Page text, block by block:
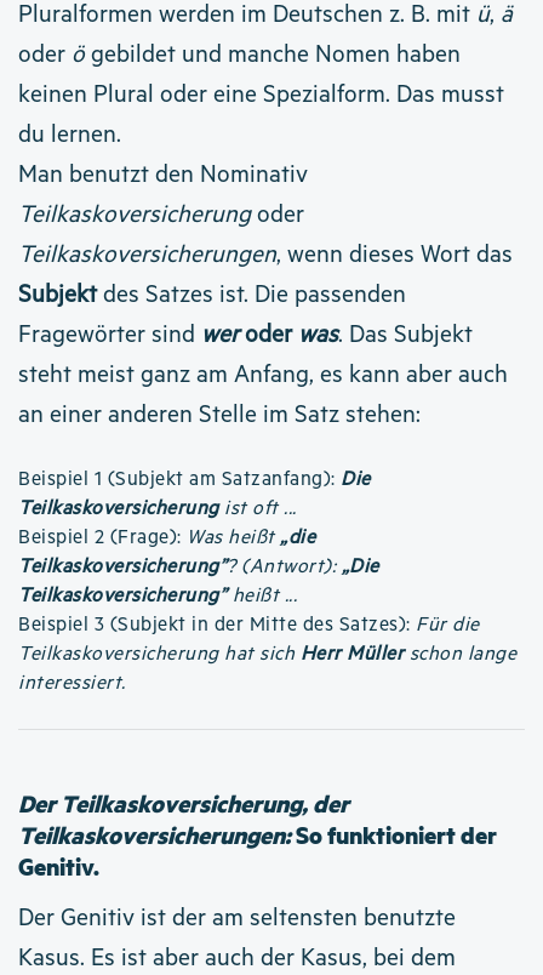
Pluralformen werden im Deutschen z. B. mit ü, ä
oder ögebildet und manche Nomen haben
keinen Plural oder eine Spezialform. Das musst
du lernen.
Man benutzt den Nominativ
Teilkaskoversicherungoder
Teilkaskoversicherungen, wenn dieses Wort das
Subjektdes Satzes ist. Die passenden
Fragewörter sind weroder was. Das Subjekt
steht meist ganz am Anfang, es kann aber auch
an einer anderen Stelle im Satz stehen:
Beispiel 1 (Subjekt am Satzanfang): Die
Teilkaskoversicherungist oft ...
Beispiel 2 (Frage): Was heißt„die
Teilkaskoversicherung”? (Antwort): „Die
Teilkaskoversicherung”heißt ...
Beispiel 3 (Subjekt in der Mitte des Satzes): Für die
Teilkaskoversicherung hat sich Herr Müllerschon lange
interessiert.
Der Teilkaskoversicherung, der
Teilkaskoversicherungen:So funktioniert der
Genitiv.
Der Genitiv ist der am seltensten benutzte
Kasus. Es ist aber auch der Kasus, bei dem